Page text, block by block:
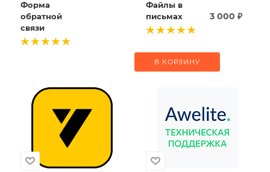
Форма
обратной
связи
Файлы в
письмах
3 000 ₽
В КОРЗИНУ